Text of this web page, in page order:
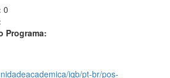
0
Programa:
iqb/pt-br/pos-